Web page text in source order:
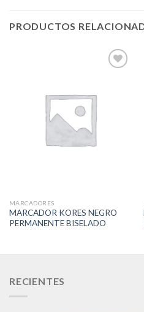
PRODUCTOS
MARCADORES
MARCADOR KORES NEGRO
PERMANENTE BISELADO
RECIENTES